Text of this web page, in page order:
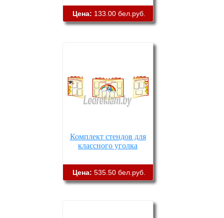
Цена: 133.00 бел.руб.
Комплект стендов для
классного уголка
Цена: 535.50 бел.руб.